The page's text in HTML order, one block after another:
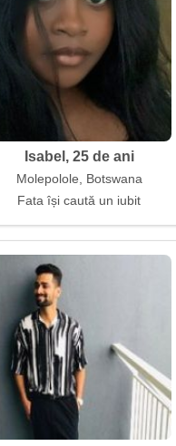
Isabel, 25 de ani
Molepolole, Botswana
Fata își caută un iubit